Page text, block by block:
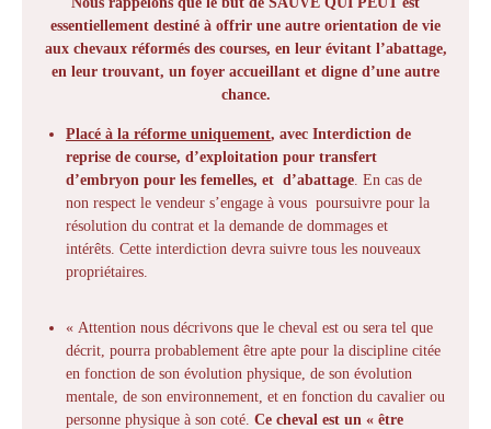
essentiellement destiné à offrir une autre orientation de vie
aux chevaux réformés des courses, en leur évitant l’abattage,
en leur trouvant, un foyer accueillant et digne d’une autre
chance.
Placé à la réforme uniquement, avec Interdiction de
reprise de course, d’exploitation pour transfert
d’embryon pour les femelles, et d’abattage. En cas de
non respect le vendeur s’engage à vous poursuivre pour la
résolution du contrat et la demande de dommages et
intérêts. Cette interdiction devra suivre tous les nouveaux
propriétaires.
« Attention nous décrivons que le cheval est ou sera tel que
décrit, pourra probablement être apte pour la discipline citée
en fonction de son évolution physique, de son évolution
mentale, de son environnement, et en fonction du cavalier ou
personne physique à son coté. Ce cheval est un « être